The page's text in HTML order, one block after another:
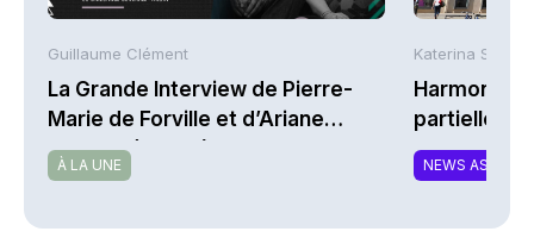
Guillaume Clément
La Grande Interview de Pierre-
Marie de Forville et d’Ariane
Darmon (Ivesta)
À LA UNE
Katerina
Harmonie
partielle du
MTCAT
NEWS